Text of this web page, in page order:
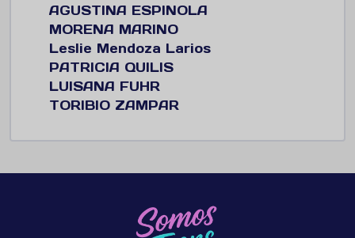
AGUSTINA ESPINOLA
MORENA MARINO
Leslie Mendoza Larios
PATRICIA QUILIS
LUISANA FUHR
TORIBIO ZAMPAR